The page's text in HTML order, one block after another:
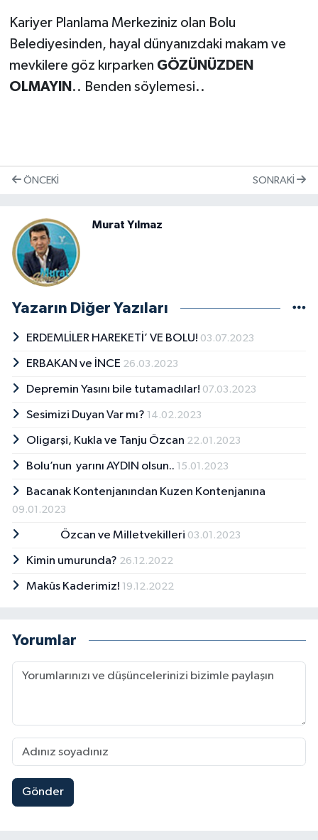
Kariyer Planlama Merkeziniz olan Bolu
Belediyesinden, hayal dünyanızdaki makam ve
mevkilere göz kırparken GÖZÜNÜZDEN
OLMAYIN .. Benden söylemesi..
ÖNCEKI SONRAKI
Murat Yılmaz
Yazarın Diğer Yazıları
ERDEMLİLER HAREKETİ’ VE BOLU! 03.07.2023
ERBAKAN ve İNCE 26.03.2023
Depremin Yasını bile tutamadılar! 07.03.2023
Sesimizi Duyan Var mı? 14.02.2023
Oligarşi, Kukla ve Tanju Özcan 22.01.2023
Bolu’nun yarını AYDIN olsun.. 15.01.2023
Bacanak Kontenjanından Kuzen Kontenjanına
09.01.2023
Özcan ve Milletvekilleri 03.01.2023
Kimin umurunda? 26.12.2022
Makûs Kaderimiz! 19.12.2022
Yorumlar
Gönder